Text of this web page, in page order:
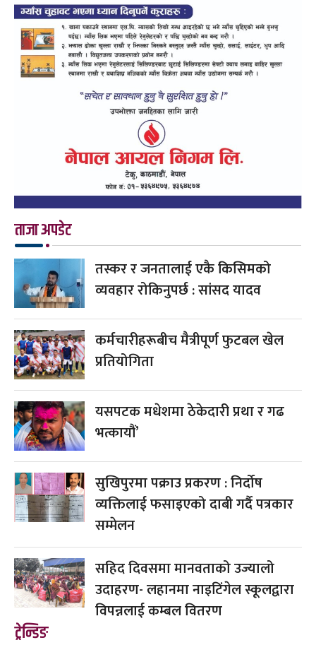
ताजा अपडेट
तस्कर र जनतालाई एकै किसिमको
व्यवहार रोकिनुपर्छ : सांसद यादव
कर्मचारीहरूबीच मैत्रीपूर्ण फुटबल खेल
प्रतियोगिता
यसपटक मधेशमा ठेकेदारी प्रथा र गढ
भत्कायौं’
सुखिपुरमा पक्राउ प्रकरण : निर्दोष
व्यक्तिलाई फसाइएको दाबी गर्दै पत्रकार
सम्मेलन
सहिद दिवसमा मानवताको उज्यालो
उदाहरण- लहानमा नाइटिंगेल स्कूलद्वारा
विपन्नलाई कम्बल वितरण
ट्रेन्डिङ